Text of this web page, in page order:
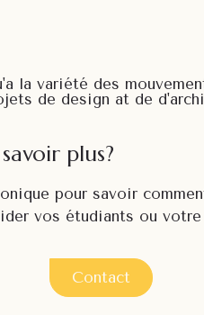
la variété des
de design at de
plus?
pour savoir
vos étudiants ou
Contact